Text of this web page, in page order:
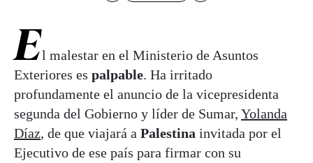
El malestar en el Ministerio de Asuntos
Exteriores es palpable. Ha irritado
profundamente el anuncio de la vicepresidenta
segunda del Gobierno y líder de Sumar, Yolanda
Díaz, de que viajará a Palestina invitada por el
Ejecutivo de ese país para firmar con su